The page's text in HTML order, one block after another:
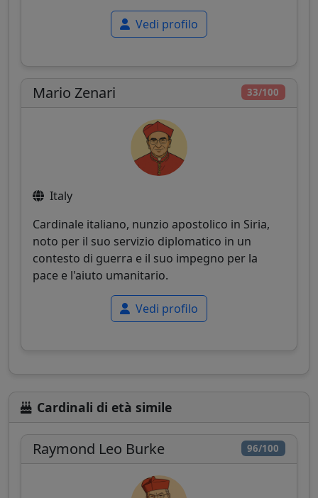
Vedi profilo
33/100
Mario Zenari
Italy
Cardinale italiano, nunzio apostolico in Siria,
noto per il suo servizio diplomatico in un
contesto di guerra e il suo impegno per la
pace e l'aiuto umanitario.
Vedi profilo
Cardinali di età simile
96/100
Raymond Leo Burke